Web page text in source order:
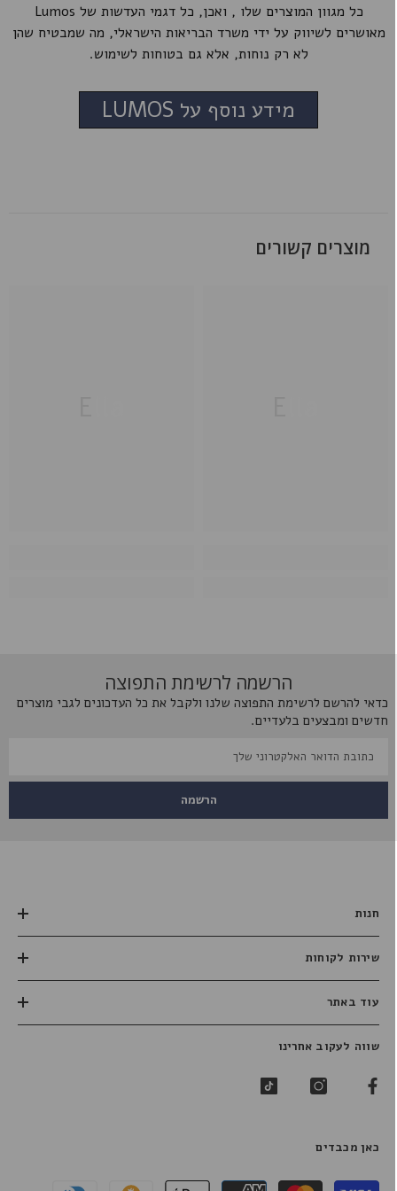
כל מגוון המוצרים שלו , ואכן, כל דגמי העדשות של Lumos
מאושרים לשיווק על ידי משרד הבריאות הישראלי, מה שמבטיח שהן
לא רק נוחות, אלא גם בטוחות לשימוש.
מידע נוסף על LUMOS
מוצרים קשורים
הרשמה לרשימת התפוצה
כדאי להרשם לרשימת התפוצה שלנו ולקבל את כל העדכונים לגבי מוצרים
חדשים ומבצעים בלעדיים.
הרשמה
חנות
שירות לקוחות
עוד באתר
שווה לעקוב אחרינו
כאן מכבדים
שיטות